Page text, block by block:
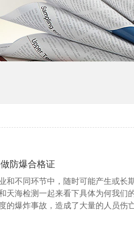
防爆合格证
和不同环节中，随时可能产生或长
天海检测一起来看下具体为何我
的爆炸事故，造成了大量的人员